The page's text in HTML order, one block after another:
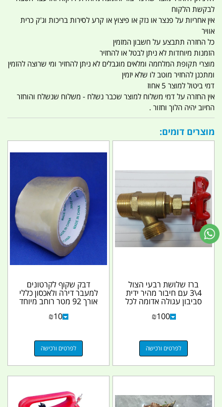
לבקשת הלקוח
אין אחריות על פנצר או נזק או פיצוץ או קרע לסירות בריכות וג'ק כרית
אוויר
כל החזרה תתבצע על חשבון המזמין
הזמנות מיוחדות לא ניתן לבטל או להחזיר
מוצרי תקופת המלחמה ומלאים מוגבלים לא ניתן להחזיר ומי שרוצה להזמין
ומתכנן להחזיר מוטב לו שלא יזמין
דמי ביטול למוצר 5 אחוז
אין החזרה על דמי משלוח למוצר שכבר נשלח - משלוח שנשלח והוחזר
החיוב יהיה הלוך וחזור .
מוצרים דומים:
ברז שלושת רבעי הצול
4\3 עם חיבור מהיר ידית
סביבון עגולה אדומה לכל
מטרה ולטנק מים...
₪100
לפרטים ורכישה
דבק שקוף לקרטונים
למעבר דירה ולאכסון כללי
אורך 92 מטר רוחב מיוחד
₪10
לפרטים ורכישה